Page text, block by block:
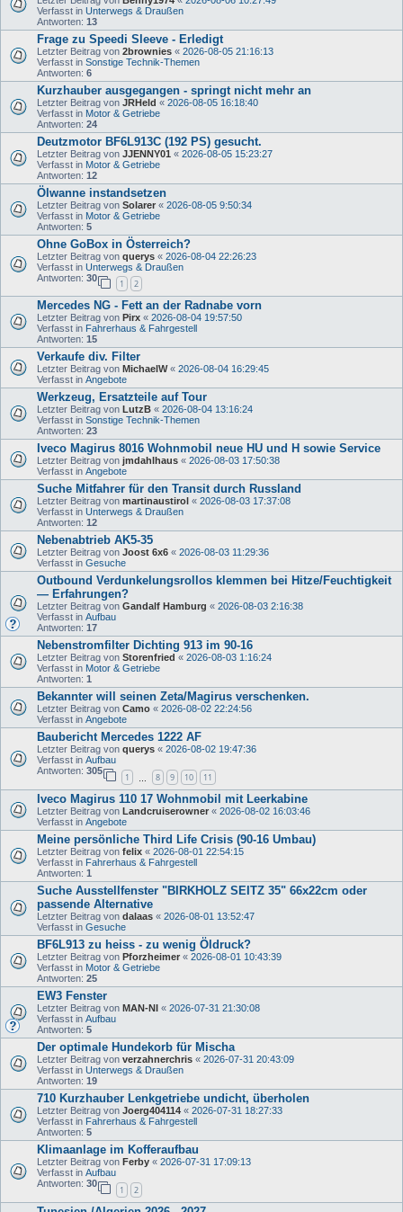
Verfasst in Unterwegs & Draußen
Antworten: 13
Frage zu Speedi Sleeve - Erledigt
Letzter Beitrag von 2brownies « 2026-08-05 21:16:13
Verfasst in Sonstige Technik-Themen
Antworten: 6
Kurzhauber ausgegangen - springt nicht mehr an
Letzter Beitrag von JRHeld « 2026-08-05 16:18:40
Verfasst in Motor & Getriebe
Antworten: 24
Deutzmotor BF6L913C (192 PS) gesucht.
Letzter Beitrag von JJENNY01 « 2026-08-05 15:23:27
Verfasst in Motor & Getriebe
Antworten: 12
Ölwanne instandsetzen
Letzter Beitrag von Solarer « 2026-08-05 9:50:34
Verfasst in Motor & Getriebe
Antworten: 5
Ohne GoBox in Österreich?
Letzter Beitrag von querys « 2026-08-04 22:26:23
Verfasst in Unterwegs & Draußen
Antworten: 30
1 2
Mercedes NG - Fett an der Radnabe vorn
Letzter Beitrag von Pirx « 2026-08-04 19:57:50
Verfasst in Fahrerhaus & Fahrgestell
Antworten: 15
Verkaufe div. Filter
Letzter Beitrag von MichaelW« 2026-08-04 16:29:45
Verfasst in Angebote
Werkzeug, Ersatzteile auf Tour
Letzter Beitrag von LutzB « 2026-08-04 13:16:24
Verfasst in Sonstige Technik-Themen
Antworten: 23
Iveco Magirus 8016 Wohnmobil neue HU und H sowie Service
Letzter Beitrag von jmdahlhaus « 2026-08-03 17:50:38
Verfasst in Angebote
Suche Mitfahrer für den Transit durch Russland
Letzter Beitrag von martinaustirol « 2026-08-03 17:37:08
Verfasst in Unterwegs & Draußen
Antworten: 12
Nebenabtrieb AK5-35
Letzter Beitrag von Joost 6x6 « 2026-08-03 11:29:36
Verfasst in Gesuche
Outbound Verdunkelungsrollos klemmen bei Hitze/Feuchtigkeit
— Erfahrungen?
Letzter Beitrag von Gandalf Hamburg « 2026-08-03 2:16:38
Verfasst in Aufbau
Antworten: 17
Nebenstromfilter Dichting 913 im 90-16
Letzter Beitrag von Storenfried « 2026-08-03 1:16:24
Verfasst in Motor & Getriebe
Antworten: 1
Bekannter will seinen Zeta/Magirus verschenken.
Letzter Beitrag von Camo « 2026-08-02 22:24:56
Verfasst in Angebote
Baubericht Mercedes 1222 AF
Letzter Beitrag von querys « 2026-08-02 19:47:36
Verfasst in Aufbau
Antworten: 305
1 8 9 10 11
Iveco Magirus 110 17 Wohnmobil mit Leerkabine
Letzter Beitrag von Landcruiserowner « 2026-08-02 16:03:46
Verfasst in Angebote
Meine persönliche Third Life Crisis (90-16 Umbau)
Letzter Beitrag von felix « 2026-08-01 22:54:15
Verfasst in Fahrerhaus & Fahrgestell
Antworten: 1
Suche Ausstellfenster "BIRKHOLZ SEITZ 35" 66x22cm oder
passende Alternative
Letzter Beitrag von dalaas « 2026-08-01 13:52:47
Verfasst in Gesuche
BF6L913 zu heiss - zu wenig Öldruck?
Letzter Beitrag von Pforzheimer « 2026-08-01 10:43:39
Verfasst in Motor & Getriebe
Antworten: 25
EW3 Fenster
Letzter Beitrag von MAN-NI « 2026-07-31 21:30:08
Verfasst in Aufbau
Antworten: 5
Der optimale Hundekorb für Mischa
Letzter Beitrag von verzahnerchris « 2026-07-31 20:43:09
Verfasst in Unterwegs & Draußen
Antworten: 19
710 Kurzhauber Lenkgetriebe undicht, überholen
Letzter Beitrag von Joerg404114 « 2026-07-31 18:27:33
Verfasst in Fahrerhaus & Fahrgestell
Antworten: 5
Klimaanlage im Kofferaufbau
Letzter Beitrag von Ferby « 2026-07-31 17:09:13
Verfasst in Aufbau
Antworten: 30
1 2